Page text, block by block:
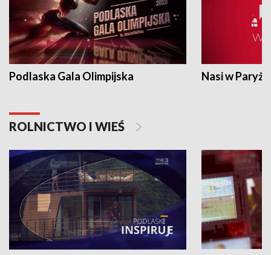
Podlaska Gala Olimpijska Nasi w Paryżu
ROLNICTWO I WIEŚ